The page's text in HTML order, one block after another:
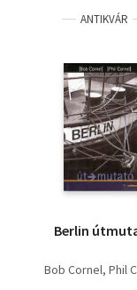
ANTIKVÁR
Berlin
Bob Cornel, Phil